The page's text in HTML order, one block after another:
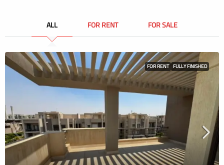
ALL FOR RENT FOR SALE
FOR RENT FULLY FINISHED